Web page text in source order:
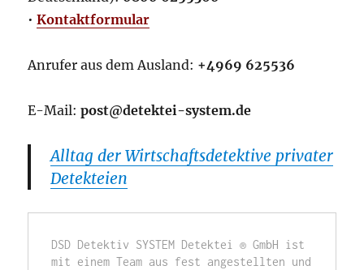
•Kontaktformular
Anrufer aus dem Ausland: +4969 625536
E-Mail:post@detektei-system.de
Alltag der Wirtschaftsdetektive privater
Detekteien
DSD Detektiv SYSTEM Detektei ® GmbH ist
mit einem Team aus fest angestellten und